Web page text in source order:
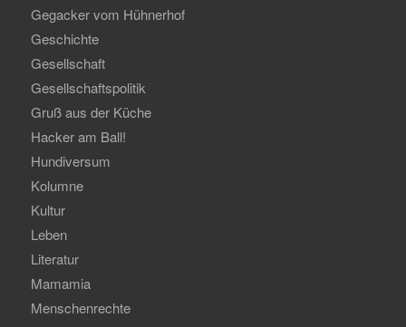
Gegacker vom Hühnerhof
Geschichte
Gesellschaft
Gesellschaftspolitik
Gruß aus der Küche
Hacker am Ball!
Hundiversum
Kolumne
Kultur
Leben
Literatur
Mamamia
Menschenrechte